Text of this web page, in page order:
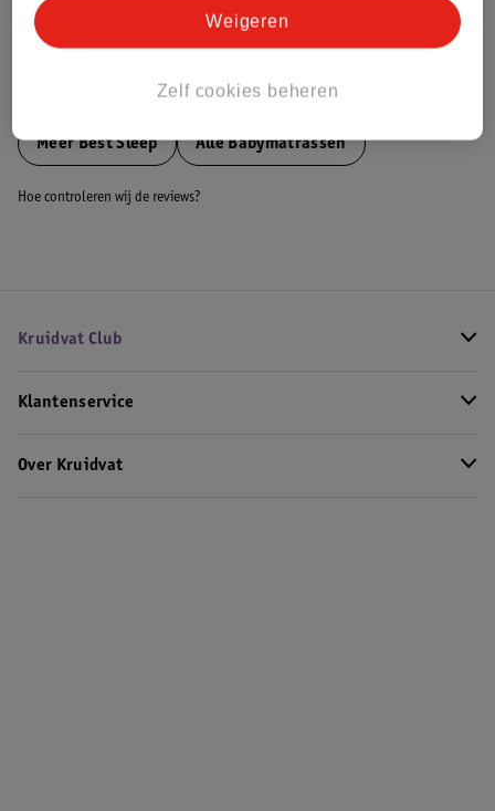
Bestel & Bezorginformatie
MeerBest Sleep Alle Babymatrassen
Hoe controleren wij de reviews?
Kruidvat Club
Klantenservice
Over Kruidvat
Zelf cookies beheren
Weigeren